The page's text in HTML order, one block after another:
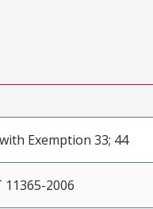
Exemption 33; 44
2006